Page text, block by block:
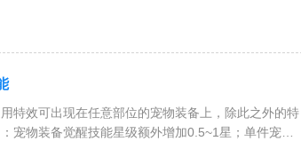
戏
特效可出现在任意部位的宠物装备上，除此之外的特
宠物装备觉醒技能星级额外增加0.5~1星；单件宠物